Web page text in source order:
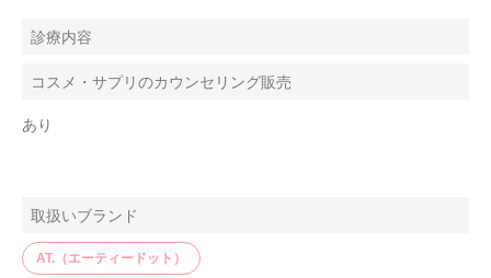
診療内容
コスメ・サプリのカウンセリング販売
あり
取扱いブランド
AT.（エーティードット）